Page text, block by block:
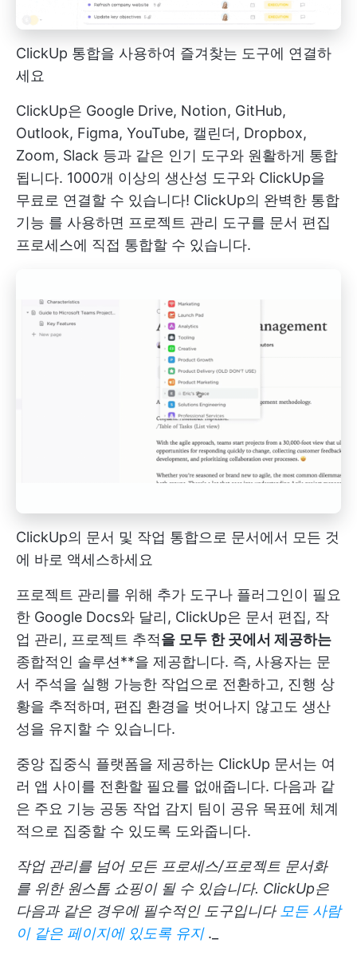
ClickUp 통합을 사용하여 즐겨찾는 도구에 연결하
세요
ClickUp은 Google Drive, Notion, GitHub,
Outlook, Figma, YouTube, 캘린더, Dropbox,
Zoom, Slack 등과 같은 인기 도구와 원활하게 통합
됩니다. 1000개 이상의 생산성 도구와 ClickUp을
무료로 연결할 수 있습니다! ClickUp의 완벽한 통합
기능 를 사용하면 프로젝트 관리 도구를 문서 편집
프로세스에 직접 통합할 수 있습니다.
ClickUp의 문서 및 작업 통합으로 문서에서 모든 것
에 바로 액세스하세요
프로젝트 관리를 위해 추가 도구나 플러그인이 필요
한 Google Docs와 달리, ClickUp은 문서 편집, 작
업 관리, 프로젝트 추적을 모두 한 곳에서 제공하는
종합적인 솔루션**을 제공합니다. 즉, 사용자는 문
서 주석을 실행 가능한 작업으로 전환하고, 진행 상
황을 추적하며, 편집 환경을 벗어나지 않고도 생산
성을 유지할 수 있습니다.
중앙 집중식 플랫폼을 제공하는 ClickUp 문서는 여
러 앱 사이를 전환할 필요를 없애줍니다. 다음과 같
은 주요 기능 공동 작업 감지 팀이 공유 목표에 체계
적으로 집중할 수 있도록 도와줍니다.
작업 관리를 넘어 모든 프로세스/프로젝트 문서화
를 위한 원스톱 쇼핑이 될 수 있습니다. ClickUp은
다음과 같은 경우에 필수적인 도구입니다 모든 사람
이 같은 페이지에 있도록 유지 ._